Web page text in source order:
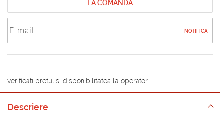
LA COMANDA
NOTIFICA
verificati pretul si disponibilitatea la operator
Descriere